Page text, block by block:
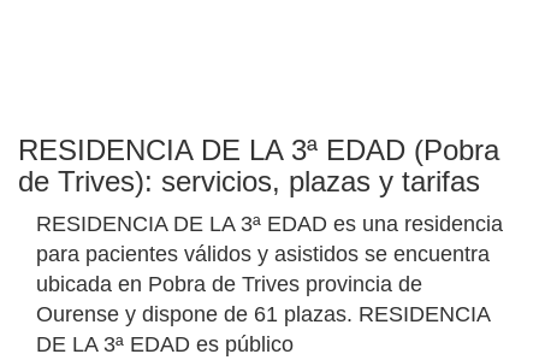
RESIDENCIA DE LA 3ª EDAD (Pobra
de Trives): servicios, plazas y tarifas
RESIDENCIA DE LA 3ª EDAD es una residencia
para pacientes válidos y asistidos se encuentra
ubicada en Pobra de Trives provincia de
Ourense y dispone de 61 plazas. RESIDENCIA
DE LA 3ª EDAD es público